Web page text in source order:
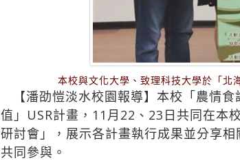
本校與文化大學、致理科技大學於「北
【潘劭愷淡水校園報導】本校「農情
值」USR計畫，11月22、23日共同在本
研討會」，展示各計畫執行成果並分享
共同參與。